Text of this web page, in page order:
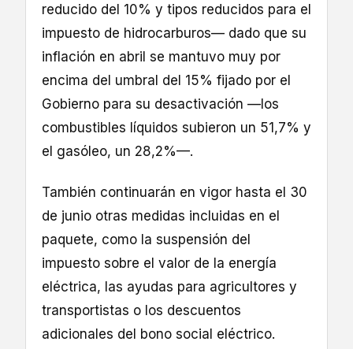
reducido del 10% y tipos reducidos para el
impuesto de hidrocarburos— dado que su
inflación en abril se mantuvo muy por
encima del umbral del 15% fijado por el
Gobierno para su desactivación —los
combustibles líquidos subieron un 51,7% y
el gasóleo, un 28,2%—.
También continuarán en vigor hasta el 30
de junio otras medidas incluidas en el
paquete, como la suspensión del
impuesto sobre el valor de la energía
eléctrica, las ayudas para agricultores y
transportistas o los descuentos
adicionales del bono social eléctrico.